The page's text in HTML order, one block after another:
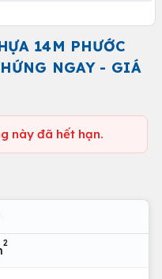
14M PHƯỚC
NGAY - GIÁ
này đã hết hạn.
2